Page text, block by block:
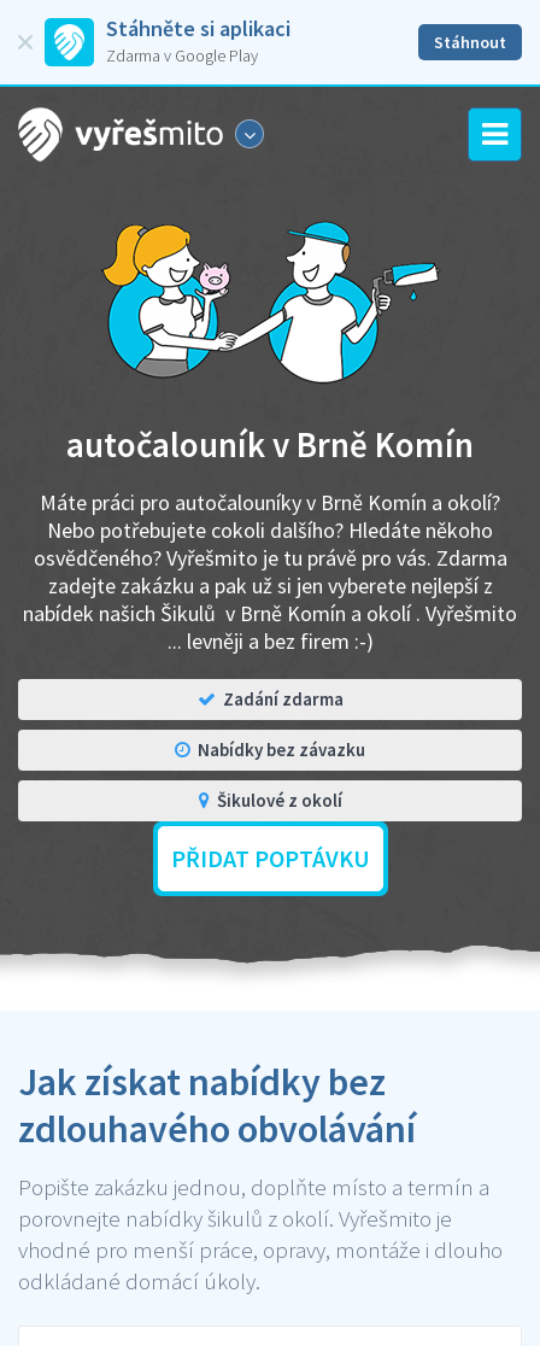
Stáhněte si aplikaci
Zdarma v Google Play
Stáhnout
autočalouník v Brně Komín
Máte práci pro autočalouníky v Brně Komín a okolí?
Nebo potřebujete cokoli dalšího? Hledáte někoho
osvědčeného? Vyřešmito je tu právě pro vás. Zdarma
zadejte zakázku a pak už si jen vyberete nejlepší z
nabídek našich Šikulů v Brně Komín a okolí . Vyřešmito
... levněji a bez firem :-)
Zadání zdarma
Nabídky bez závazku
Šikulové z okolí
PŘIDAT POPTÁVKU
Jak získat nabídky bez
zdlouhavého obvolávání
Popište zakázku jednou, doplňte místo a termín a
porovnejte nabídky šikulů z okolí. Vyřešmito je
vhodné pro menší práce, opravy, montáže i dlouho
odkládané domácí úkoly.